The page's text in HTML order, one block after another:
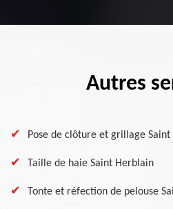
Autres
Pose de clôture et grillage
Taille de haie Saint Herblain
Tonte et réfection de pelouse